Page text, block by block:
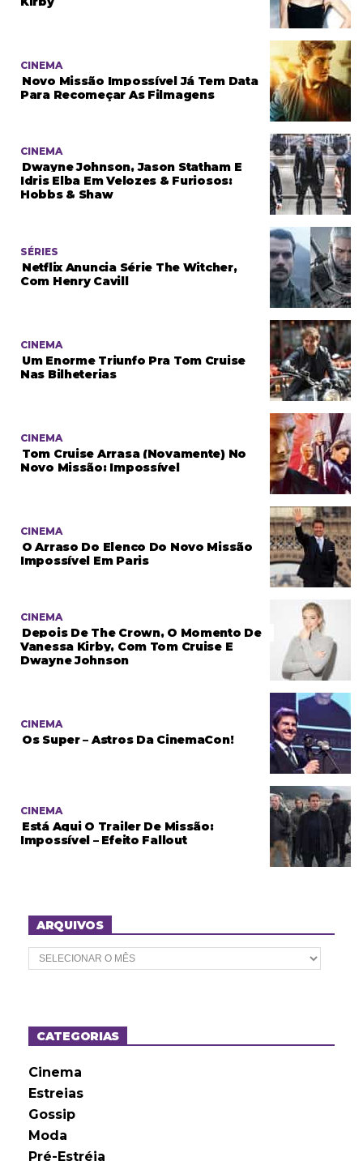
CINEMA
Novo Missão Impossível Já Tem Data
Para Recomeçar As Filmagens
CINEMA
Dwayne Johnson, Jason Statham E
Idris Elba Em Velozes & Furiosos:
Hobbs & Shaw
SÉRIES
Netflix Anuncia Série The Witcher,
Com Henry Cavill
CINEMA
Um Enorme Triunfo Pra Tom Cruise
Nas Bilheterias
CINEMA
Tom Cruise Arrasa (novamente) No
Novo Missão: Impossível
CINEMA
O Arraso Do Elenco Do Novo Missão
Impossível Em Paris
CINEMA
Depois De The Crown, O Momento De
Vanessa Kirby, Com Tom Cruise E
Dwayne Johnson
CINEMA
Os Super – Astros Da CinemaCon!
CINEMA
Está Aqui O Trailer De Missão:
Impossível – Efeito Fallout
ARQUIVOS
A
r
o
sCATEGORIAS
Cinema
Estreias
Gossip
Moda
Pré-Estréia